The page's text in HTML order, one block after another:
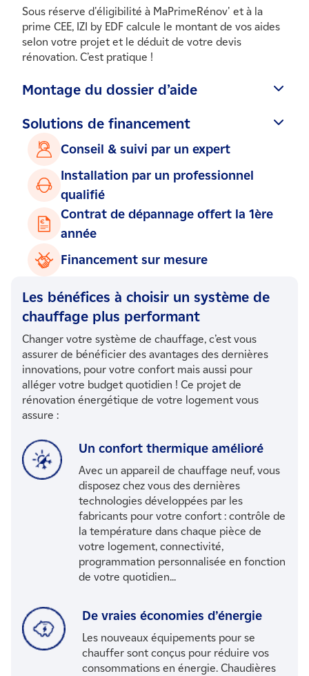
Sous réserve d'éligibilité à MaPrimeRénov' et à la
prime CEE, IZI by EDF calcule le montant de vos aides
selon votre projet et le déduit de votre devis
rénovation. C’est pratique !
Montage du dossier d’aide
d'aides auprès des organismes compétents. Vos
Solutions de financement
IZI by EDF obtient pour vous des solutions de
financement Domofinance pour régler vos travaux en
plusieurs fois.
Conseil & suivi par un expert
Installation par un professionnel
qualifié
Contrat de dépannage offert la 1ère
année
Financement sur mesure
Les bénéfices à choisir un système de
chauffage plus performant
Changer votre système de chauffage, c’est vous
assurer de bénéficier des avantages des dernières
innovations, pour votre confort mais aussi pour
alléger votre budget quotidien ! Ce projet de
rénovation énergétique de votre logement vous
assure :
Un confort thermique amélioré
Avec un appareil de chauffage neuf, vous
disposez chez vous des dernières
technologies développées par les
fabricants pour votre confort : contrôle de
la température dans chaque pièce de
votre logement, connectivité,
programmation personnalisée en fonction
de votre quotidien...
De vraies économies d’énergie
Les nouveaux équipements pour se
chauffer sont conçus pour réduire vos
consommations en énergie. Chaudières